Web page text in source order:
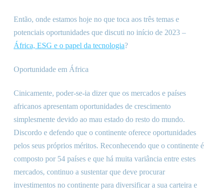
Então, onde estamos hoje no que toca aos três temas e
potenciais oportunidades que discuti no início de 2023 –
África, ESG e o papel da tecnologia?
Oportunidade em África
Cinicamente, poder-se-ia dizer que os mercados e países
africanos apresentam oportunidades de crescimento
simplesmente devido ao mau estado do resto do mundo.
Discordo e defendo que o continente oferece oportunidades
pelos seus próprios méritos. Reconhecendo que o continente é
composto por 54 países e que há muita variância entre estes
mercados, continuo a sustentar que deve procurar
investimentos no continente para diversificar a sua carteira e